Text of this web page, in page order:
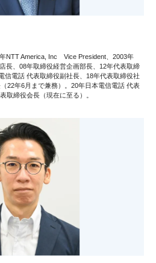
NTT America, Inc Vice President、2003年
長、08年取締役経営企画部長、12年代表取締
信電話 代表取締役副社長、18年代表取締役社
22年6月まで兼務）。20年日本電信電話 代表
取締役会長（現在に至る）。